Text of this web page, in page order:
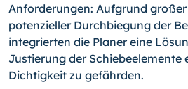
Anforderungen: Aufgrund
potenzieller Durchbiegung der
integrierten die Planer eine
Justierung der Schiebeelemente
Dichtigkeit zu gefährden.